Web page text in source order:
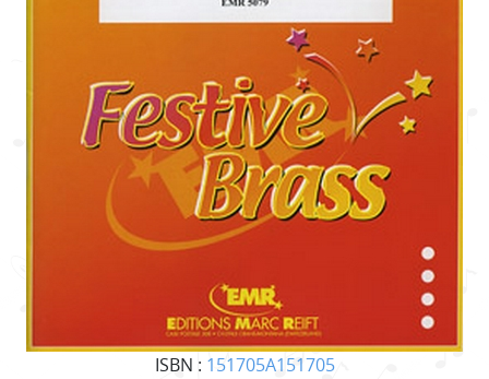
ISBN : 151705A151705